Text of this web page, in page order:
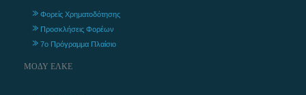
Φορείς Χρηματοδότησης
Προσκλήσεις Φορέων
7ο Πρόγραμμα Πλαίσιο
ΜΟΔΥ ΕΛΚΕ